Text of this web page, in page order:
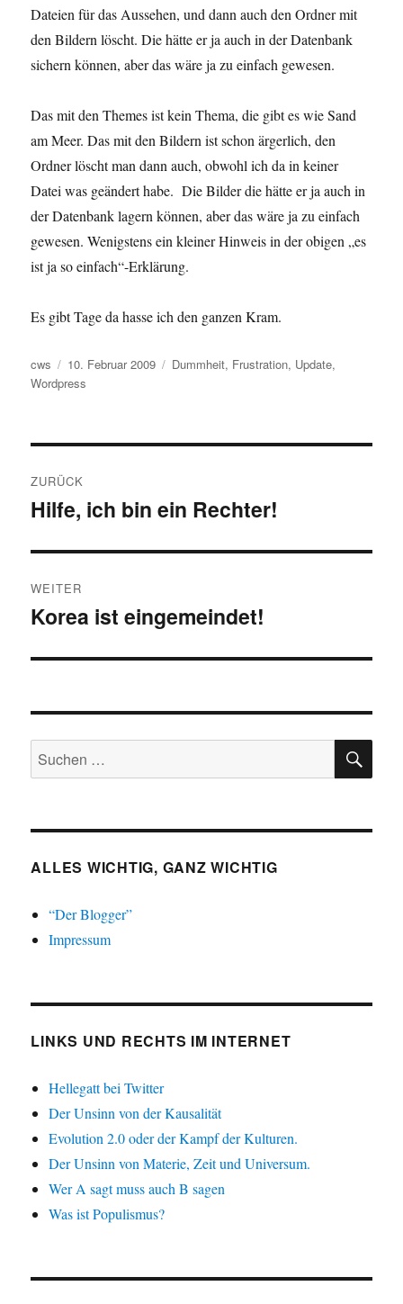
Dateien für das Aussehen, und dann auch den Ordner mit
den Bildern löscht. Die hätte er ja auch in der Datenbank
sichern können, aber das wäre ja zu einfach gewesen.
Das mit den Themes ist kein Thema, die gibt es wie Sand
am Meer. Das mit den Bildern ist schon ärgerlich, den
Ordner löscht man dann auch, obwohl ich da in keiner
Datei was geändert habe. Die Bilder die hätte er ja auch in
der Datenbank lagern können, aber das wäre ja zu einfach
gewesen. Wenigstens ein kleiner Hinweis in der obigen „es
ist ja so einfach“-Erklärung.
Es gibt Tage da hasse ich den ganzen Kram.
Autor
cws
Veröffentlicht
am
10. Februar 2009 Schlagwörter
Dummheit, Frustration, Update,
Wordpress
ZURÜCK
Vorheriger
Hilfe, ich bin ein Rechter!
WEITER
Nächster
Korea ist eingemeindet!
Suchen
nach:
ALLES WICHTIG, GANZ WICHTIG
“Der Blogger”
Impressum
LINKS UND RECHTS IM INTERNET
Hellegatt bei Twitter
Der Unsinn von der Kausalität
Evolution 2.0 oder der Kampf der Kulturen.
Der Unsinn von Materie, Zeit und Universum.
Wer A sagt muss auch B sagen
Was ist Populismus?